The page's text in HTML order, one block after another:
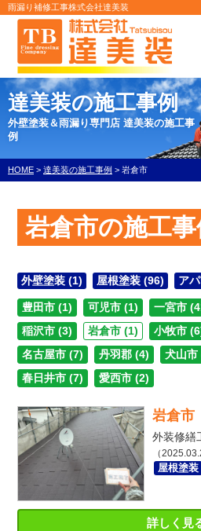
雨漏り補修工事株式会社達美装
達美装の施工事例
外壁塗装＆雨漏り専門店 達美装の施工事
例
HOME > 達美装の施工事例 > 岩倉市
岩倉市の施工
外壁塗装 (1) 屋根塗装 (96) ア
豊田市 (1) 可児市 (1) 一宮市
稲沢市 (3)
岩倉市 (1) 小牧市
名古屋市 (7)
丹羽郡 (4) 犬山市
春日井市 (7)
愛西市 (2)
岩倉
外装修繕
（
詳しく見
屋根塗装